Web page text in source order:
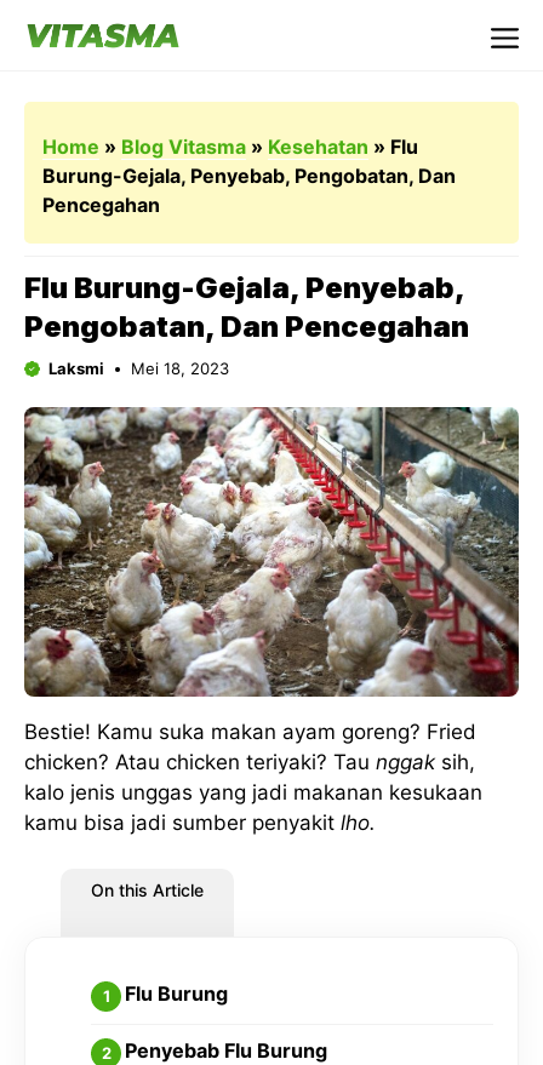
Home » Blog Vitasma » Kesehatan » Flu
Burung-Gejala, Penyebab, Pengobatan, Dan
Pencegahan
Flu Burung-Gejala, Penyebab,
Pengobatan, Dan Pencegahan
Laksmi Mei 18, 2023
Bestie! Kamu suka makan ayam goreng? Fried
chicken? Atau chicken teriyaki? Tau nggak sih,
kalo jenis unggas yang jadi makanan kesukaan
kamu bisa jadi sumber penyakit lho.
On this Article
Flu Burung
Penyebab Flu Burung